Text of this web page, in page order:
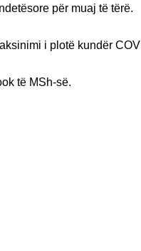
për muaj të tërë.
i plotë kundër
të MSh-së.